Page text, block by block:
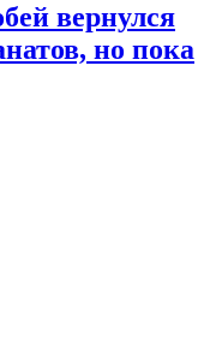
вернулся
но пока